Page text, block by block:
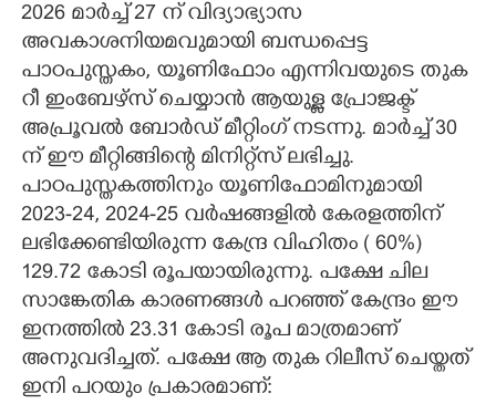
2026 മാർച്ച് 27 ന് വിദ്യാഭ്യാസ
അവകാശനിയമവുമായി ബന്ധപ്പെട്ട
പാഠപുസ്തകം, യൂണിഫോം എന്നിവയുടെ തുക
റീ ഇംബേഴ്സ് ചെയ്യാൻ ആയുള്ള പ്രോജക്ട്
അപ്രൂവൽ ബോർഡ് മീറ്റിംഗ് നടന്നു. മാർച്ച് 30
ന് ഈ മീറ്റിങ്ങിന്റെ മിനിറ്റ്സ് ലഭിച്ചു.
പാഠപുസ്തകത്തിനും യൂണിഫോമിനുമായി
2023-24, 2024-25 വർഷങ്ങളിൽ കേരളത്തിന്
ലഭിക്കേണ്ടിയിരുന്ന കേന്ദ്ര വിഹിതം ( 60%)
129.72 കോടി രൂപയായിരുന്നു. പക്ഷേ ചില
സാങ്കേതിക കാരണങ്ങൾ പറഞ്ഞ് കേന്ദ്രം ഈ
ഇനത്തിൽ 23.31 കോടി രൂപ മാത്രമാണ്
അനുവദിച്ചത്. പക്ഷേ ആ തുക റിലീസ് ചെയ്തത്
ഇനി പറയും പ്രകാരമാണ്: